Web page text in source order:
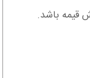
قیمه باشد.